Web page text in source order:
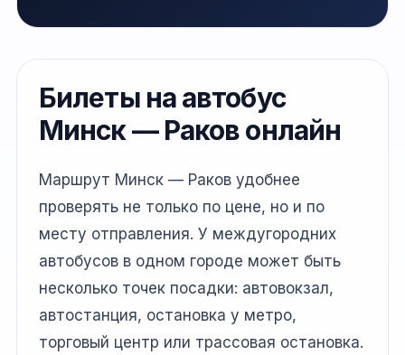
Билеты на автобус
Минск — Раков онлайн
Маршрут Минск — Раков удобнее
проверять не только по цене, но и по
месту отправления. У междугородних
автобусов в одном городе может быть
несколько точек посадки: автовокзал,
автостанция, остановка у метро,
торговый центр или трассовая остановка.